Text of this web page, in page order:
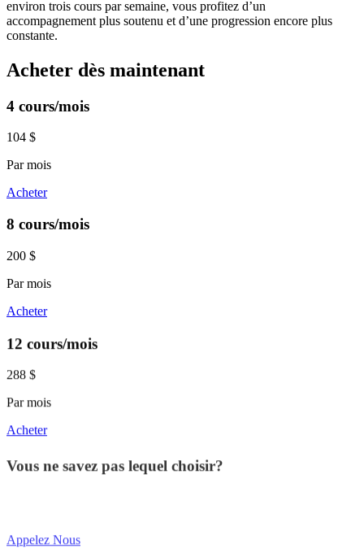
environ trois cours par semaine, vous profitez d’un
accompagnement plus soutenu et d’une progression encore plus
constante.
Acheter dès maintenant
4 cours/mois
104 $
Par mois
Acheter
8 cours/mois
200 $
Par mois
Acheter
12 cours/mois
288 $
Par mois
Acheter
Vous ne savez pas lequel choisir?
Appelez Nous